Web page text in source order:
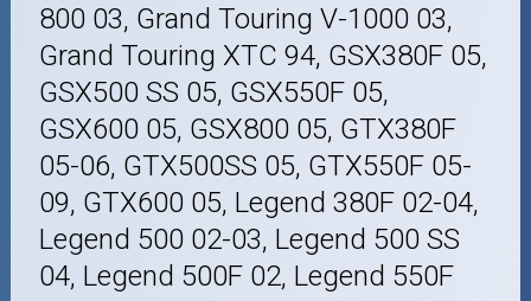
800 03, Grand Touring V-1000 03,
Grand Touring XTC 94, GSX380F 05,
GSX500 SS 05, GSX550F 05,
GSX600 05, GSX800 05, GTX380F
05-06, GTX500SS 05, GTX550F 05-
09, GTX600 05, Legend 380F 02-04,
Legend 500 02-03, Legend 500 SS
04, Legend 500F 02, Legend 550F